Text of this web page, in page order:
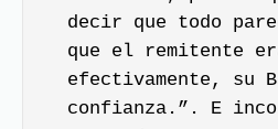
decir que todo
que el remitente
efectivamente, su
confianza.”. E